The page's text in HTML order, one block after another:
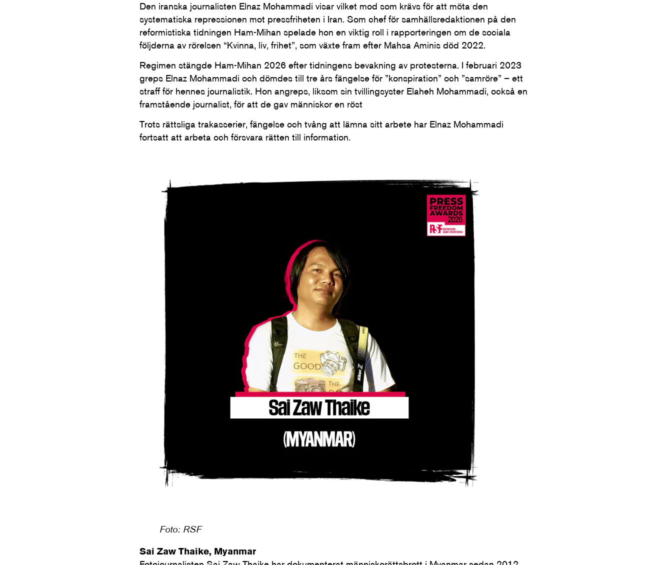
Den iranska journalisten Elnaz Mohammadi visar vilket mod som krävs för att möta den
systematiska repressionen mot pressfriheten i Iran. Som chef för samhällsredaktionen på den
reformistiska tidningen Ham-Mihan spelade hon en viktig roll i rapporteringen om de sociala
följderna av rörelsen “Kvinna, liv, frihet”, som växte fram efter Mahsa Aminis död 2022.
Regimen stängde Ham-Mihan 2026 efter tidningens bevakning av protesterna. I februari 2023
greps Elnaz Mohammadi och dömdes till tre års fängelse för ”konspiration” och ”samröre” – ett
straff för hennes journalistik. Hon angreps, liksom sin tvillingsyster Elaheh Mohammadi, också en
framstående journalist, för att de gav människor en röst
Trots rättsliga trakasserier, fängelse och tvång att lämna sitt arbete har Elnaz Mohammadi
fortsatt att arbeta och försvara rätten till information.
Foto: RSF
Sai Zaw Thaike, Myanmar